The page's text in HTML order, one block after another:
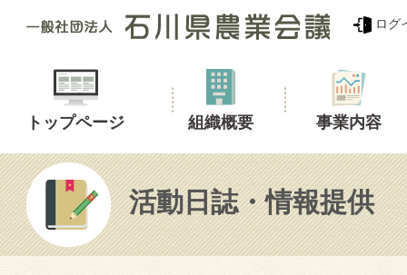
ログ
トップページ 組織概要 事業内容
活動日誌・情報提供